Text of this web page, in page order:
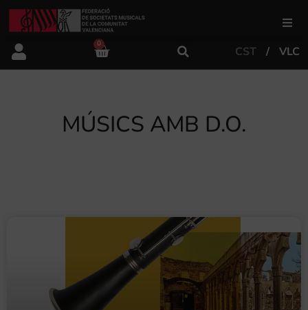
FSMCV
Tenda
0
CST VLC
MÚSICS AMB D.O.